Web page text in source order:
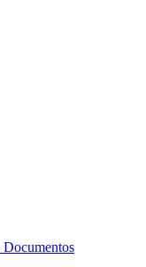
Documentos